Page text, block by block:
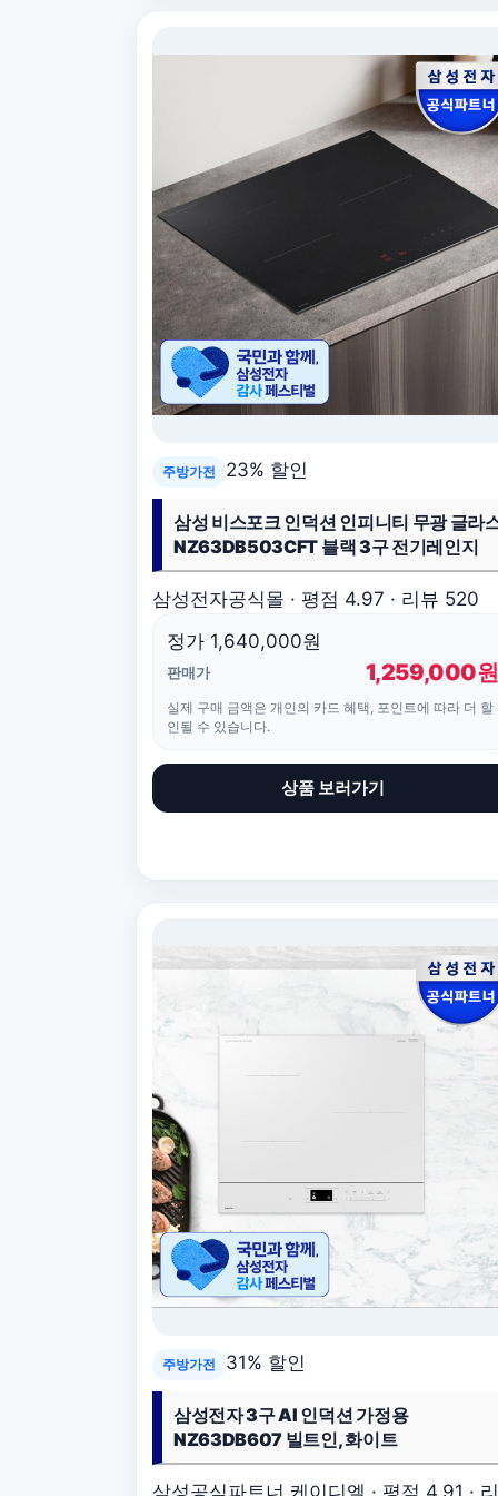
주방가전 23% 할인
삼성 비스포크 인덕션 인피니티 무광 글라
NZ63DB503CFT 블랙 3구 전기레인지
삼성전자공식몰 · 평점 4.97 · 리뷰 520
정가 1,640,000원
판매가 1,259,000원
실제 구매 금액은 개인의 카드 혜택, 포인트에 따라 더 할
인될 수 있습니다.
상품 보러가기
주방가전 31% 할인
삼성전자 3구 AI 인덕션 가정용
NZ63DB607 빌트인, 화이트
삼성공식파트너 케이디엘 · 평점 4.91 · 리